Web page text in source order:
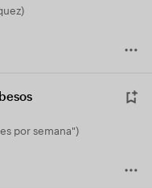
por semana")